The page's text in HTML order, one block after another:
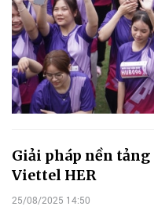
Giải pháp nền
Viettel HER
25/08/2025 14:50